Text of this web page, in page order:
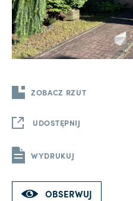
ZOBACZ RZUT
UDOSTĘPNIJ
WYDRUKUJ
OBSERWUJ